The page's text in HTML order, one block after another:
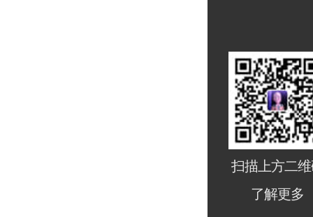
扫描上方二
了解更多